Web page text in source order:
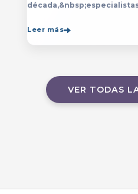
Leer más
VER TODAS